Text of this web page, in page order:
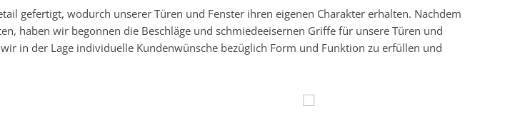
gefertigt, wodurch unserer Türen und Fenster ihren eigenen Charakter erhalten. Nachdem
haben wir begonnen die Beschläge und schmiedeeisernen Griffe für unsere Türen und
in der Lage individuelle Kundenwünsche bezüglich Form und Funktion zu erfüllen und